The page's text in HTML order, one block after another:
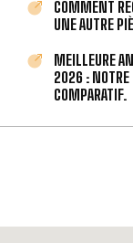
COMMENT
UNE AUTRE
MEILLEURE
2026 : NOTRE
COMPARATIF.